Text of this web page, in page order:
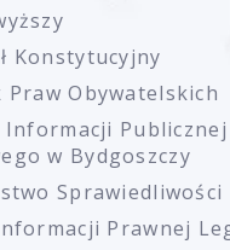
Konstytucyjny
Praw Obywatelskich
Publicznej
w Bydgoszczy
Sprawiedliwości
Prawnej